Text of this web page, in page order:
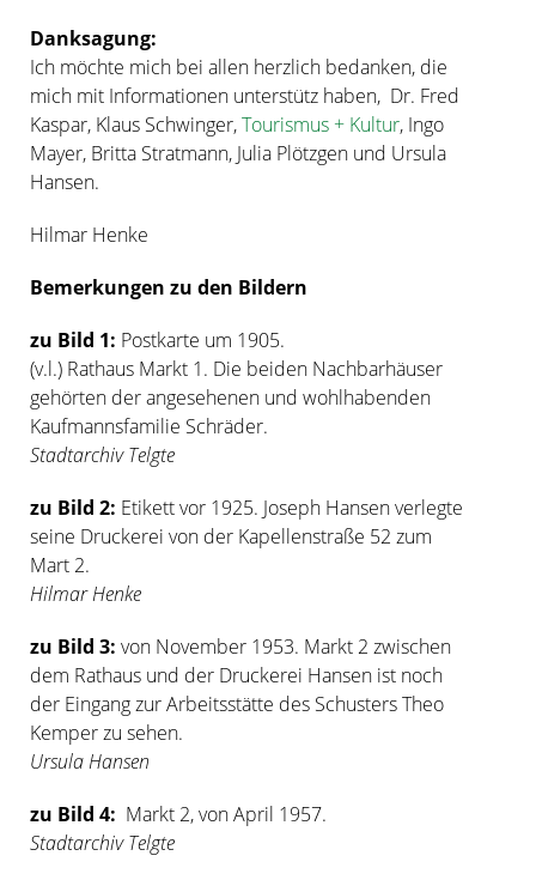
Danksagung:
Ich möchte mich bei allen herzlich bedanken, die
mich mit Informationen unterstütz haben, Dr. Fred
Kaspar, Klaus Schwinger,Tourismus + Kultur, Ingo
Mayer, Britta Stratmann, Julia Plötzgen und Ursula
Hansen.
Hilmar Henke
Bemerkungen zu den Bildern
zu Bild 1: Postkarte um 1905.
(v.l.) Rathaus Markt 1. Die beiden Nachbarhäuser
gehörten der angesehenen und wohlhabenden
Kaufmannsfamilie Schräder.
Stadtarchiv Telgte
zu Bild 2: Etikett vor 1925. Joseph Hansen verlegte
seine Druckerei von der Kapellenstraße 52 zum
Mart 2.
Hilmar Henke
zu Bild 3: von November 1953. Markt 2 zwischen
dem Rathaus und der Druckerei Hansen ist noch
der Eingang zur Arbeitsstätte des Schusters Theo
Kemper zu sehen.
Ursula Hansen
zu Bild 4: Markt 2, von April 1957.
Stadtarchiv Telgte